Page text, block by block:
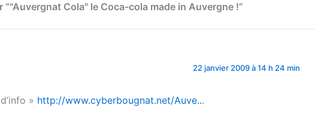
“"Auvergnat Cola" le Coca-cola made in Auvergne !”
22 janvier 2009 à 14 h 24 min
» http://www.cyberbougnat.net/Auve...